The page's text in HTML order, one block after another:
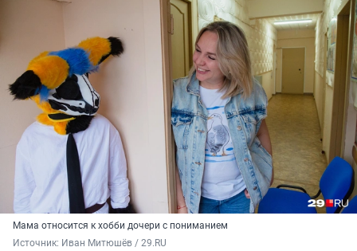
Мама относится к хобби дочери с пониманием
Источник: Иван Митюшёв / 29.RU